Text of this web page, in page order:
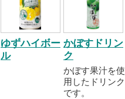
ゆずハイボー
ル
かぼすドリン
ク
かぼす果汁を使
用したドリンク
です。